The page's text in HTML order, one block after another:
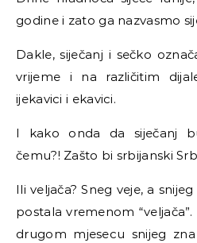
godine i zato ga nazvasmo
Dakle, siječanj i sečko
vrijeme i na različitim
ijekavici i ekavici.
I kako onda da siječanj
čemu?! Zašto bi srbijanski
Ili veljača? Sneg veje, a
postala vremenom
drugom mjesecu snijeg